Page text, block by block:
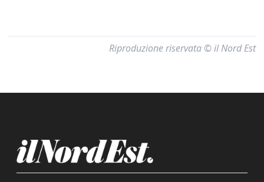
Riproduzione riservata © il Nord Est